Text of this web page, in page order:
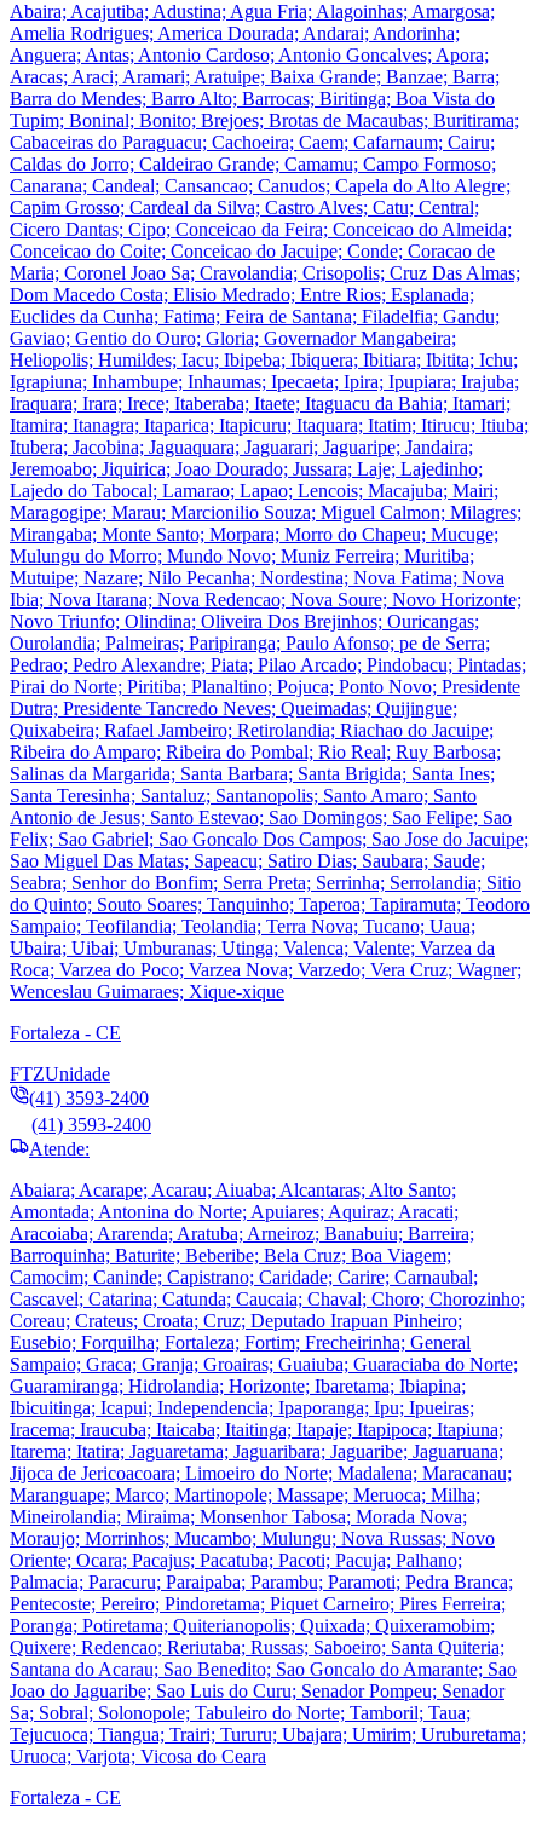
Abaira; Acajutiba; Adustina; Agua Fria; Alagoinhas; Amargosa;
Amelia Rodrigues; America Dourada; Andarai; Andorinha;
Anguera; Antas; Antonio Cardoso; Antonio Goncalves; Apora;
Aracas; Araci; Aramari; Aratuipe; Baixa Grande; Banzae; Barra;
Barra do Mendes; Barro Alto; Barrocas; Biritinga; Boa Vista do
Tupim; Boninal; Bonito; Brejoes; Brotas de Macaubas; Buritirama;
Cabaceiras do Paraguacu; Cachoeira; Caem; Cafarnaum; Cairu;
Caldas do Jorro; Caldeirao Grande; Camamu; Campo Formoso;
Canarana; Candeal; Cansancao; Canudos; Capela do Alto Alegre;
Capim Grosso; Cardeal da Silva; Castro Alves; Catu; Central;
Cicero Dantas; Cipo; Conceicao da Feira; Conceicao do Almeida;
Conceicao do Coite; Conceicao do Jacuipe; Conde; Coracao de
Maria; Coronel Joao Sa; Cravolandia; Crisopolis; Cruz Das Almas;
Dom Macedo Costa; Elisio Medrado; Entre Rios; Esplanada;
Euclides da Cunha; Fatima; Feira de Santana; Filadelfia; Gandu;
Gaviao; Gentio do Ouro; Gloria; Governador Mangabeira;
Heliopolis; Humildes; Iacu; Ibipeba; Ibiquera; Ibitiara; Ibitita; Ichu;
Igrapiuna; Inhambupe; Inhaumas; Ipecaeta; Ipira; Ipupiara; Irajuba;
Iraquara; Irara; Irece; Itaberaba; Itaete; Itaguacu da Bahia; Itamari;
Itamira; Itanagra; Itaparica; Itapicuru; Itaquara; Itatim; Itirucu; Itiuba;
Itubera; Jacobina; Jaguaquara; Jaguarari; Jaguaripe; Jandaira;
Jeremoabo; Jiquirica; Joao Dourado; Jussara; Laje; Lajedinho;
Lajedo do Tabocal; Lamarao; Lapao; Lencois; Macajuba; Mairi;
Maragogipe; Marau; Marcionilio Souza; Miguel Calmon; Milagres;
Mirangaba; Monte Santo; Morpara; Morro do Chapeu; Mucuge;
Mulungu do Morro; Mundo Novo; Muniz Ferreira; Muritiba;
Mutuipe; Nazare; Nilo Pecanha; Nordestina; Nova Fatima; Nova
Ibia; Nova Itarana; Nova Redencao; Nova Soure; Novo Horizonte;
Novo Triunfo; Olindina; Oliveira Dos Brejinhos; Ouricangas;
Ourolandia; Palmeiras; Paripiranga; Paulo Afonso; pe de Serra;
Pedrao; Pedro Alexandre; Piata; Pilao Arcado; Pindobacu; Pintadas;
Pirai do Norte; Piritiba; Planaltino; Pojuca; Ponto Novo; Presidente
Dutra; Presidente Tancredo Neves; Queimadas; Quijingue;
Quixabeira; Rafael Jambeiro; Retirolandia; Riachao do Jacuipe;
Ribeira do Amparo; Ribeira do Pombal; Rio Real; Ruy Barbosa;
Salinas da Margarida; Santa Barbara; Santa Brigida; Santa Ines;
Santa Teresinha; Santaluz; Santanopolis; Santo Amaro; Santo
Antonio de Jesus; Santo Estevao; Sao Domingos; Sao Felipe; Sao
Felix; Sao Gabriel; Sao Goncalo Dos Campos; Sao Jose do Jacuipe;
Sao Miguel Das Matas; Sapeacu; Satiro Dias; Saubara; Saude;
Seabra; Senhor do Bonfim; Serra Preta; Serrinha; Serrolandia; Sitio
do Quinto; Souto Soares; Tanquinho; Taperoa; Tapiramuta; Teodoro
Sampaio; Teofilandia; Teolandia; Terra Nova; Tucano; Uaua;
Ubaira; Uibai; Umburanas; Utinga; Valenca; Valente; Varzea da
Roca; Varzea do Poco; Varzea Nova; Varzedo; Vera Cruz; Wagner;
Wenceslau Guimaraes; Xique-xique
Fortaleza - CE
FTZUnidade
(41) 3593-2400
(41) 3593-2400
Atende:
Abaiara; Acarape; Acarau; Aiuaba; Alcantaras; Alto Santo;
Amontada; Antonina do Norte; Apuiares; Aquiraz; Aracati;
Aracoiaba; Ararenda; Aratuba; Arneiroz; Banabuiu; Barreira;
Barroquinha; Baturite; Beberibe; Bela Cruz; Boa Viagem;
Camocim; Caninde; Capistrano; Caridade; Carire; Carnaubal;
Cascavel; Catarina; Catunda; Caucaia; Chaval; Choro; Chorozinho;
Coreau; Crateus; Croata; Cruz; Deputado Irapuan Pinheiro;
Eusebio; Forquilha; Fortaleza; Fortim; Frecheirinha; General
Sampaio; Graca; Granja; Groairas; Guaiuba; Guaraciaba do Norte;
Guaramiranga; Hidrolandia; Horizonte; Ibaretama; Ibiapina;
Ibicuitinga; Icapui; Independencia; Ipaporanga; Ipu; Ipueiras;
Iracema; Iraucuba; Itaicaba; Itaitinga; Itapaje; Itapipoca; Itapiuna;
Itarema; Itatira; Jaguaretama; Jaguaribara; Jaguaribe; Jaguaruana;
Jijoca de Jericoacoara; Limoeiro do Norte; Madalena; Maracanau;
Maranguape; Marco; Martinopole; Massape; Meruoca; Milha;
Mineirolandia; Miraima; Monsenhor Tabosa; Morada Nova;
Moraujo; Morrinhos; Mucambo; Mulungu; Nova Russas; Novo
Oriente; Ocara; Pacajus; Pacatuba; Pacoti; Pacuja; Palhano;
Palmacia; Paracuru; Paraipaba; Parambu; Paramoti; Pedra Branca;
Pentecoste; Pereiro; Pindoretama; Piquet Carneiro; Pires Ferreira;
Poranga; Potiretama; Quiterianopolis; Quixada; Quixeramobim;
Quixere; Redencao; Reriutaba; Russas; Saboeiro; Santa Quiteria;
Santana do Acarau; Sao Benedito; Sao Goncalo do Amarante; Sao
Joao do Jaguaribe; Sao Luis do Curu; Senador Pompeu; Senador
Sa; Sobral; Solonopole; Tabuleiro do Norte; Tamboril; Taua;
Tejucuoca; Tiangua; Trairi; Tururu; Ubajara; Umirim; Uruburetama;
Uruoca; Varjota; Vicosa do Ceara
Fortaleza - CE